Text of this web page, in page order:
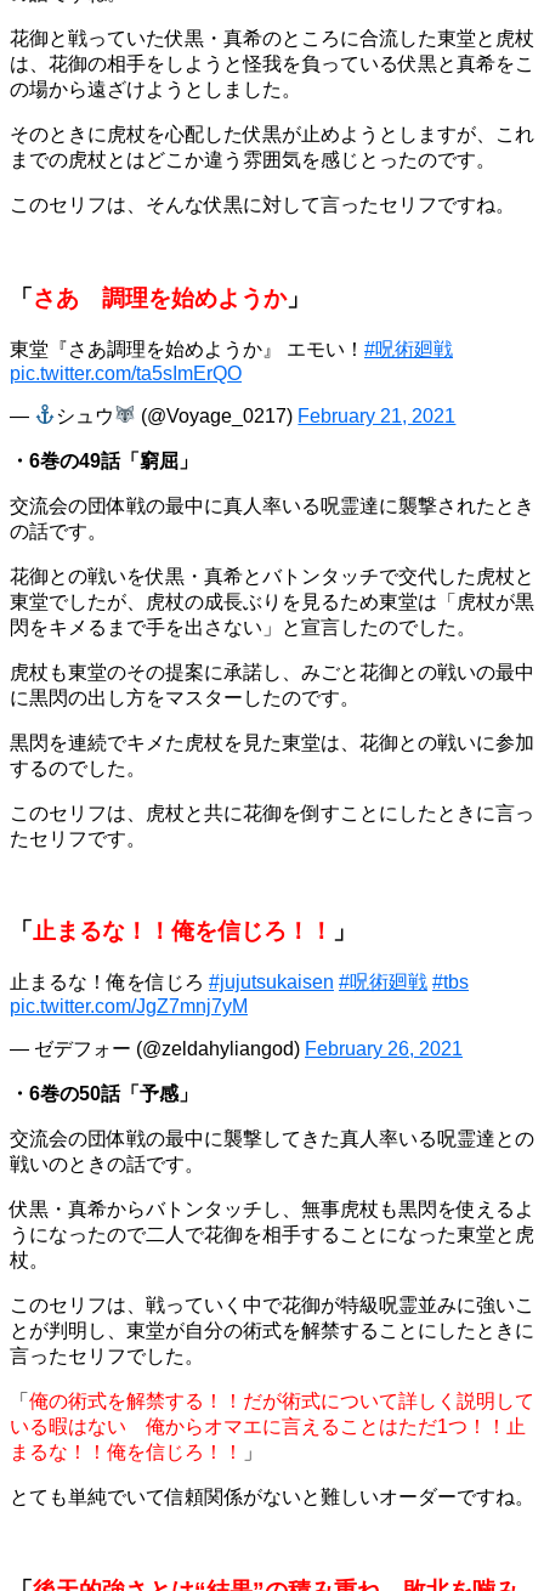
花御と戦っていた伏黒・真希のところに合流した東堂と虎杖
は、花御の相手をしようと怪我を負っている伏黒と真希をこ
の場から遠ざけようとしました。
そのときに虎杖を心配した伏黒が止めようとしますが、これ
までの虎杖とはどこか違う雰囲気を感じとったのです。
このセリフは、そんな伏黒に対して言ったセリフですね。
「 さあ 調理を始めようか」
東堂『さあ調理を始めようか』 エモい！ #呪術廻戦
pic.twitter.com/ta5sImErQO
— シュウ (@Voyage_0217) February 21, 2021
・6巻の49話「窮屈」
交流会の団体戦の最中に真人率いる呪霊達に襲撃されたとき
の話です。
花御との戦いを伏黒・真希とバトンタッチで交代した虎杖と
東堂でしたが、虎杖の成長ぶりを見るため東堂は「虎杖が黒
閃をキメるまで手を出さない」と宣言したのでした。
虎杖も東堂のその提案に承諾し、みごと花御との戦いの最中
に黒閃の出し方をマスターしたのです。
黒閃を連続でキメた虎杖を見た東堂は、花御との戦いに参加
するのでした。
このセリフは、虎杖と共に花御を倒すことにしたときに言っ
たセリフです。
「 止まるな！！俺を信じろ！！ 」
止まるな！俺を信じろ #jujutsukaisen #呪術廻戦 #tbs
pic.twitter.com/JgZ7mnj7yM
— ゼデフォー (@zeldahyliangod) February 26, 2021
・6巻の50話「予感」
交流会の団体戦の最中に襲撃してきた真人率いる呪霊達との
戦いのときの話です。
伏黒・真希からバトンタッチし、無事虎杖も黒閃を使えるよ
うになったので二人で花御を相手することになった東堂と虎
杖。
このセリフは、戦っていく中で花御が特級呪霊並みに強いこ
とが判明し、東堂が自分の術式を解禁することにしたときに
言ったセリフでした。
「 俺の術式を解禁する！！だが術式について詳しく説明して
いる暇はない 俺からオマエに言えることはただ1つ！！止
まるな！！俺を信じろ！！
」
とても単純でいて信頼関係がないと難しいオーダーですね。